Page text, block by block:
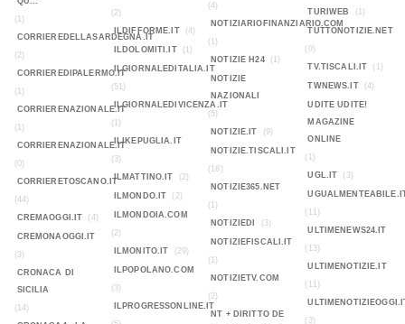
(1)
CORRIEREDELLASARDEGNA.IT
(2)
CORRIEREDIPALERMO.IT
(1)
CORRIERENAZIONALE.IT
(1)
CORRIERENAZIONALE.IT
(0)
CORRIERETOSCANO.IT
(44)
CREMAOGGI.IT
(4)
CREMONAOGGI.IT
(3)
CRONACA DI
SICILIA
(14)
(2)
ILDIFFORME.IT
(4)
ILDOLOMITI.IT (1)
ILGIORNALEDITALIA.IT
(51)
ILGIORNALEDIVICENZA.IT
(1)
ILIKEPUGLIA.IT
(3)
ILMATTINO.IT
(2)
ILMONDO.IT (2)
ILMONDOIA.COM
(2)
ILMONITO.IT
(29)
ILPOPOLANO.COM
(3)
ILPROGRESSONLINE.IT
(4)
NOTIZIARIOFINANZIARIO.COM
(1)
NOTIZIE H24
(1)
NOTIZIE
NAZIONALI
(5)
NOTIZIE.IT
(9)
NOTIZIE.TISCALI.IT
(18)
NOTIZIE365.NET
(1)
NOTIZIEDI
(3)
NOTIZIEFISCALI.IT
(1)
NOTIZIETV.COM
(2)
NT + DIRITTO DE
TURIWEB
(1)
TUTTONOTIZIE.NET
(0)
TV.TISCALI.IT
(1)
TWNEWS.IT (4)
UDITE UDITE!
MAGAZINE
ONLINE
(1)
UGL.IT
(3)
(11)
ULTIMENEWS24.IT
(13)
ULTIMENOTIZIE.IT
(11)
(3)